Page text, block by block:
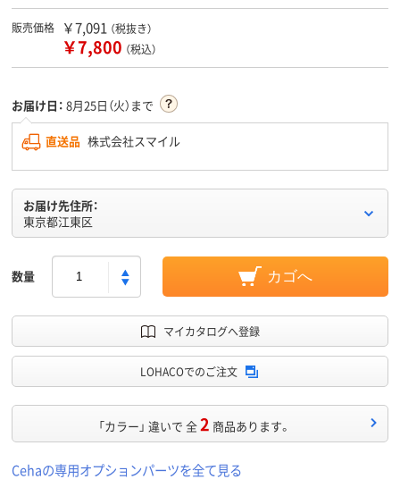
販売価格 ￥7,091 （税抜き）
￥7,800 （税込）
お届け日： 8月25日（火）まで
直送品 株式会社スマイル
お届け先住所：
東京都江東区
数量 カゴへ
マイカタログへ登録
LOHACOでのご注文
「カラー」 違いで 全2 商品あります。
Cehaの専用オプションパーツを全て見る